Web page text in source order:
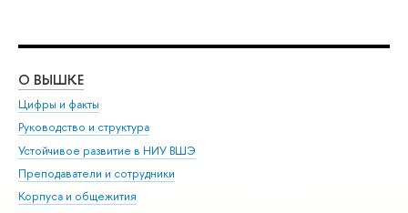
О ВЫШКЕ
Цифры и факты
Руководство и структура
Устойчивое развитие в НИУ ВШЭ
Преподаватели и сотрудники
Корпуса и общежития